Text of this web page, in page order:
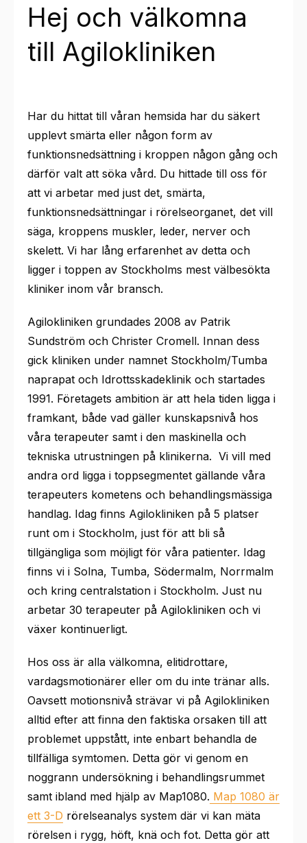
Hej och välkomna
till Agilokliniken
Har du hittat till våran hemsida har du säkert
upplevt smärta eller någon form av
funktionsnedsättning i kroppen någon gång och
därför valt att söka vård. Du hittade till oss för
att vi arbetar med just det, smärta,
funktionsnedsättningar i rörelseorganet, det vill
säga, kroppens muskler, leder, nerver och
skelett. Vi har lång erfarenhet av detta och
ligger i toppen av Stockholms mest välbesökta
kliniker inom vår bransch.
Agilokliniken grundades 2008 av Patrik
Sundström och Christer Cromell. Innan dess
gick kliniken under namnet Stockholm/Tumba
naprapat och Idrottsskadeklinik och startades
1991. Företagets ambition är att hela tiden ligga i
framkant, både vad gäller kunskapsnivå hos
våra terapeuter samt i den maskinella och
tekniska utrustningen på klinikerna. Vi vill med
andra ord ligga i toppsegmentet gällande våra
terapeuters kometens och behandlingsmässiga
handlag. Idag finns Agilokliniken på 5 platser
runt om i Stockholm, just för att bli så
tillgängliga som möjligt för våra patienter. Idag
finns vi i Solna, Tumba, Södermalm, Norrmalm
och kring centralstation i Stockholm. Just nu
arbetar 30 terapeuter på Agilokliniken och vi
växer kontinuerligt.
Hos oss är alla välkomna, elitidrottare,
vardagsmotionärer eller om du inte tränar alls.
Oavsett motionsnivå strävar vi på Agilokliniken
alltid efter att finna den faktiska orsaken till att
problemet uppstått, inte enbart behandla de
tillfälliga symtomen. Detta gör vi genom en
noggrann undersökning i behandlingsrummet
samt ibland med hjälp av Map1080. Map 1080 är
ett 3-D rörelseanalys system där vi kan mäta
rörelsen i rygg, höft, knä och fot. Detta gör att